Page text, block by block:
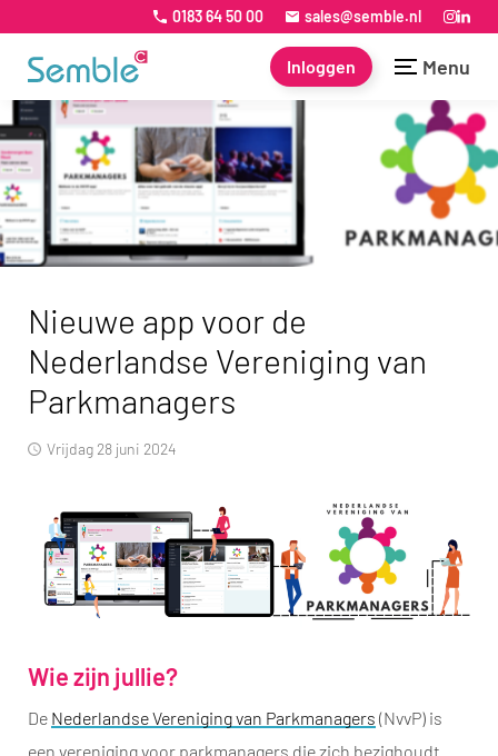
0183 64 50 00 sales@semble.nl
Inloggen Menu
Nieuwe app voor de
Nederlandse Vereniging van
Parkmanagers
vrijdag 28 juni 2024
Wie zijn jullie?
De Nederlandse Vereniging van Parkmanagers (NvvP) is
een vereniging voor parkmanagers die zich bezighoudt